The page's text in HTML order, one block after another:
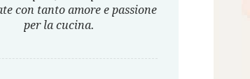
con tanto amore e passione
per la cucina.